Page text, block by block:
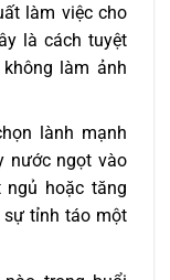
làm việc cho
là cách tuyệt
làm ảnh
lành mạnh
nước ngọt vào
ngủ hoặc tăng
tỉnh táo một